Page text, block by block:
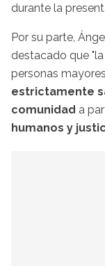
durante la
Por su parte,
destacado que
personas
estrictamente
comunidad a
humanos y